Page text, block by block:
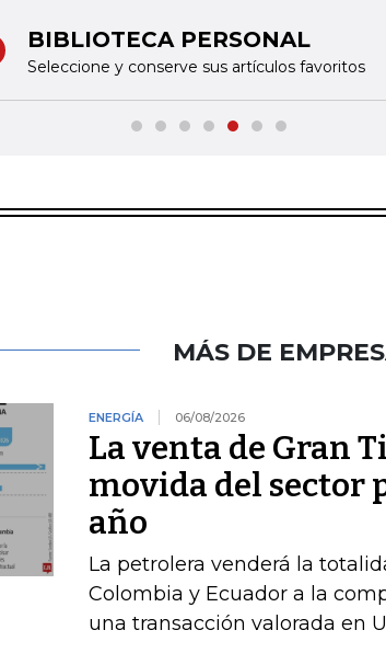
BIBLIOTECA PERSONAL
Seleccione y conserve sus artículos favoritos
MÁS DE
ENERGÍA 06/08/2026
La venta de Gran
movida del sector
año
La petrolera venderá la
Colombia y Ecuador a la
una transacción valorada en